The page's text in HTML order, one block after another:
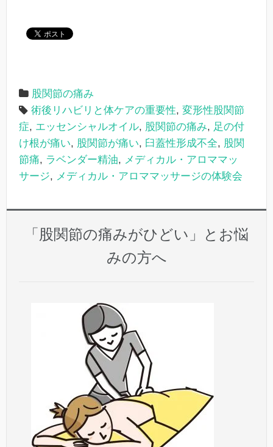
股関節の痛み
術後リハビリと体ケアの重要性, 変形性股関節
症, エッセンシャルオイル, 股関節の痛み, 足の付
け根が痛い, 股関節が痛い, 臼蓋性形成不全, 股関
節痛, ラベンダー精油, メディカル・アロママッ
サージ, メディカル・アロママッサージの体験会
「股関節の痛みがひどい」とお悩
みの方へ